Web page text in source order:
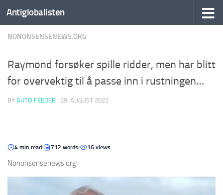
Antiglobalisten
NONONSENSENEWS.ORG
Raymond forsøker spille ridder, men har blitt
for overvektig til å passe inn i rustningen…
BY AUTO FEEDER · 29. AUGUST 2022
4 min read 712 words 16 views
Nononsensenews.org: